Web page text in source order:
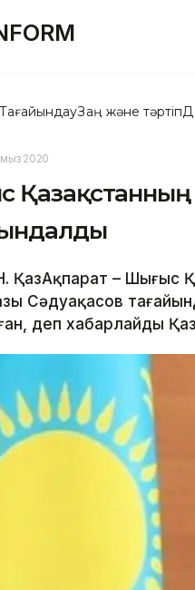
ТағайындауЗаң және тәртіп
2020
ҚазАқпарат – Шығыс
Сәдуақасов
деп хабарлайды